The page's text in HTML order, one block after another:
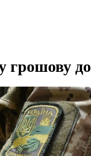
грошову